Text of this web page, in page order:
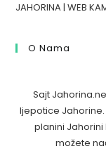
JAHORINA|WEB
O Nama
Sajt
ljepotice
planini Jahorini
možete